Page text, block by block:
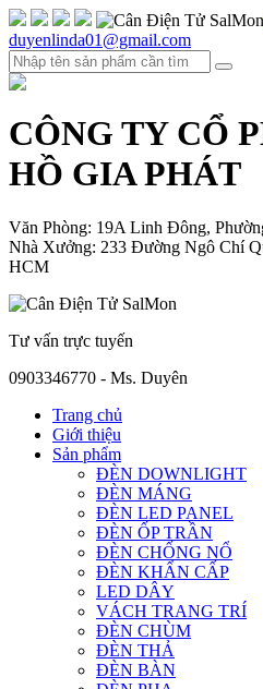
duyenlinda01@gmail.com
CÔNG TY CỔ
HỒ GIA PHÁT
Văn Phòng: 19A Linh Đông,
Nhà Xưởng: 233 Đường Ngô Chí
HCM
Tư vấn trực tuyến
0903346770 - Ms. Duyên
Trang chủ
Giới thiệu
Sản phẩm
ĐÈN DOWNLIGHT
ĐÈN MÁNG
ĐÈN LED PANEL
ĐÈN ỐP TRẦN
ĐÈN CHỐNG NỔ
ĐÈN KHẨN CẤP
LED DÂY
VÁCH TRANG TRÍ
ĐÈN CHÙM
ĐÈN THẢ
ĐÈN BÀN